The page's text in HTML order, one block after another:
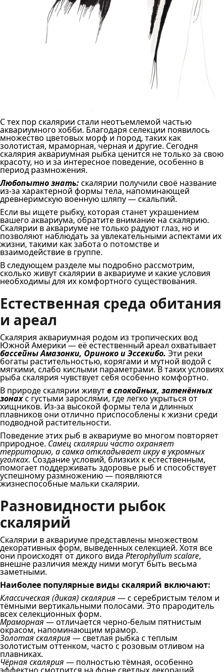
С тех пор скалярии стали неотъемлемой частью
аквариумного хобби. Благодаря селекции появилось
множество цветовых морф и пород, таких как
золотистая, мраморная, черная и другие. Сегодня
скалярия аквариумная рыбка ценится не только за свою
красоту, но и за интересное поведение, особенно в
период размножения.
Любопытно знать:скалярии получили своё название
из-за характерной формы тела, напоминающей
древнеримскую военную шляпу — скальпий.
Если вы ищете рыбку, которая станет украшением
вашего аквариума, обратите внимание на скалярию.
Скалярии в аквариуме не только радуют глаз, но и
позволяют наблюдать за увлекательными аспектами их
жизни, такими как забота о потомстве и
взаимодействие в группе.
В следующем разделе мы подробно рассмотрим,
сколько живут скалярии в аквариуме и какие условия
необходимы для их комфортного существования.
Естественная среда обитания
и ареал
Скалярия аквариумная родом из тропических вод
Южной Америки — её естественный ареал охватывает
бассейны Амазонки, Ориноко и Эссекибо. Эти реки
богаты растительностью, корягами и мутной водой с
мягкими, слабо кислыми параметрами. В таких условиях
рыба скалярия чувствует себя особенно комфортно.
В природе скалярии живутв спокойных, затенённых
зонахс густыми зарослями, где легко укрыться от
хищников. Из-за высокой формы тела и длинных
плавников они отлично приспособлены к жизни среди
подводной растительности.
Поведение этих рыб в аквариуме во многом повторяет
природное. Самец скалярии часто охраняет
территорию, а самка откладывает икру в укромных
уголках. Создание условий, близких к естественным,
помогает поддерживать здоровье рыб и способствует
успешному размножению — появляются
жизнеспособные мальки скалярии.
Разновидности рыбок
скалярий
Скалярии в аквариуме представлены множеством
декоративных форм, выведенных селекцией. Хотя все
они происходят от дикого вида Pterophyllum scalare,
внешне различия между ними могут быть весьма
заметными.
Наиболее популярные виды скалярий включают:
Классическая (дикая) скалярия — с серебристым телом и
тёмными вертикальными полосами. Это прародитель
всех селекционных форм.
Мраморная— отличается черно-белым пятнистым
окрасом, напоминающим мрамор.
Золотая скалярия — светлая рыбка с теплым
золотистым оттенком, часто с розовым отливом на
плавниках.
Чёрная скалярия — полностью тёмная, особенно